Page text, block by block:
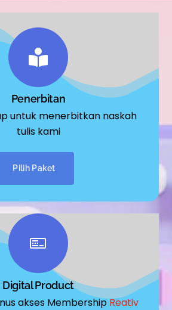
Penerbitan
untuk menerbitkan naskah
tulis kami
Pilih Paket
Digital Product
akses MembershipReativ